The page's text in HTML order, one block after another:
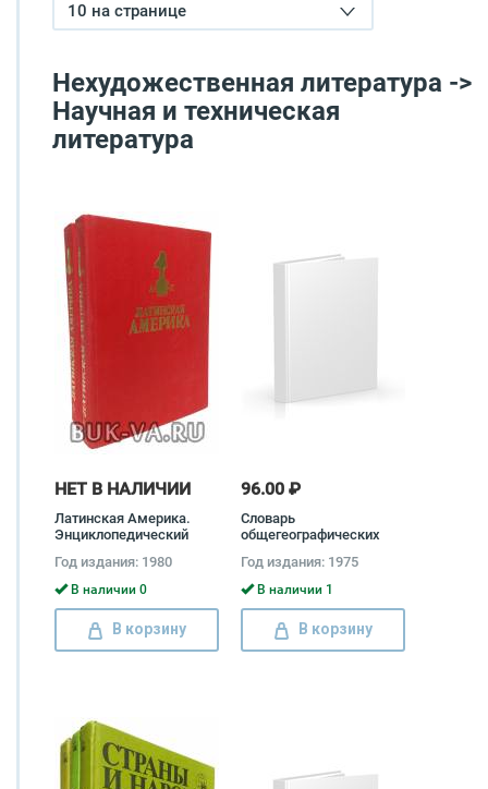
10 на странице
Нехудожественная литература ->
Научная и техническая
литература
НЕТ В НАЛИЧИИ
Латинская Америка.
Энциклопедический
из 2 книг)
Год издания: 1980
В наличии 0
В корзину
96.00 ₽
Словарь
общегеографических
книг)
Год издания: 1975
В наличии 1
В корзину